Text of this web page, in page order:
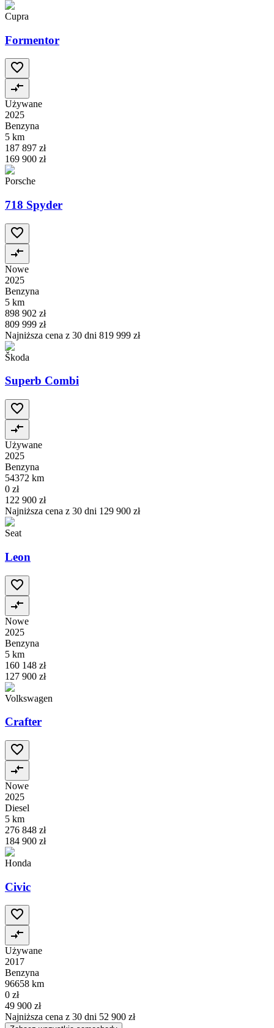
Cupra
Formentor
Używane
2025
Benzyna
5 km
187 897 zł
169 900 zł
Porsche
718 Spyder
Nowe
2025
Benzyna
5 km
898 902 zł
809 999 zł
Najniższa cena z 30 dni 819 999 zł
Škoda
Superb Combi
Używane
2025
Benzyna
54372 km
0 zł
122 900 zł
Najniższa cena z 30 dni 129 900 zł
Seat
Leon
Nowe
2025
Benzyna
5 km
160 148 zł
127 900 zł
Volkswagen
Crafter
Nowe
2025
Diesel
5 km
276 848 zł
184 900 zł
Honda
Civic
Używane
2017
Benzyna
96658 km
0 zł
49 900 zł
Najniższa cena z 30 dni 52 900 zł